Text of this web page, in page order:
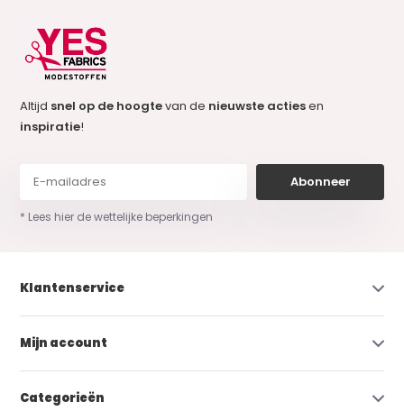
Altijd snel op de hoogtevan de nieuwste actiesen
inspiratie!
Abonneer
* Lees hier de wettelijke beperkingen
Klantenservice
Mijn account
Categorieën